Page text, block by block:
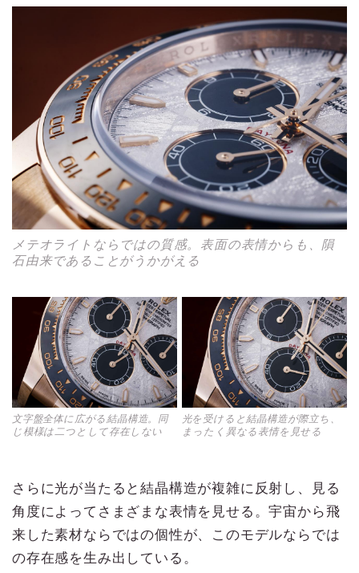
メテオライトならではの質感。表面の表情からも、隕
石由来であることがうかがえる
光を受けると結晶構造が際立ち、
まったく異なる表情を見せる
文字盤全体に広がる結晶構造。同
じ模様は二つとして存在しない
さらに光が当たると結晶構造が複雑に反射し、見る
角度によってさまざまな表情を見せる。宇宙から飛
来した素材ならではの個性が、このモデルならでは
の存在感を生み出している。